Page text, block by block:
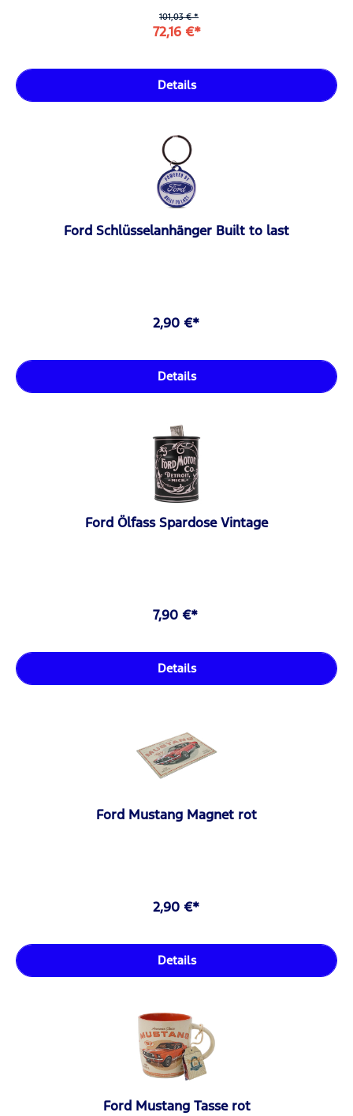
101,03 € *
72,16 €*
Details
Ford Schlüsselanhänger Built to last
2,90 €*
Details
Ford Ölfass Spardose Vintage
7,90 €*
Details
Ford Mustang Magnet rot
2,90 €*
Details
Ford Mustang Tasse rot